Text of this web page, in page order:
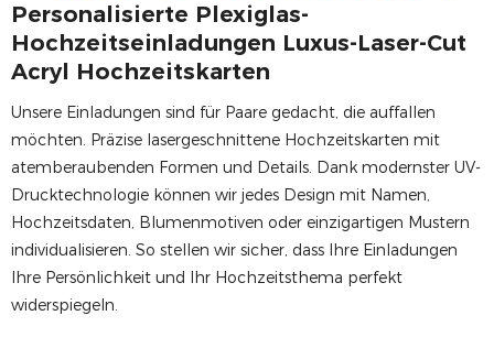
Personalisierte Plexiglas-
Hochzeitseinladungen Luxus-Laser-Cut
Acryl Hochzeitskarten
Unsere Einladungen sind für Paare gedacht, die auffallen
möchten. Präzise lasergeschnittene Hochzeitskarten mit
atemberaubenden Formen und Details. Dank modernster UV-
Drucktechnologie können wir jedes Design mit Namen,
Hochzeitsdaten, Blumenmotiven oder einzigartigen Mustern
individualisieren. So stellen wir sicher, dass Ihre Einladungen
Ihre Persönlichkeit und Ihr Hochzeitsthema perfekt
widerspiegeln.